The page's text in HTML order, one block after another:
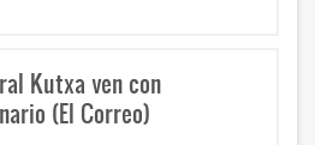
Kutxa ven con
(El Correo)